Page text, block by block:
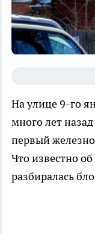
На улице 9-го
много лет
первый
Что известно
разбиралась